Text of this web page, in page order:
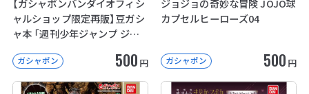
ャルショップ限定再販】豆ガシ
ャ本 「週刊少年ジャンプ ジャ
04ガシャポン 500 円
カプセルヒーローズ04
ガシャポン 500 円